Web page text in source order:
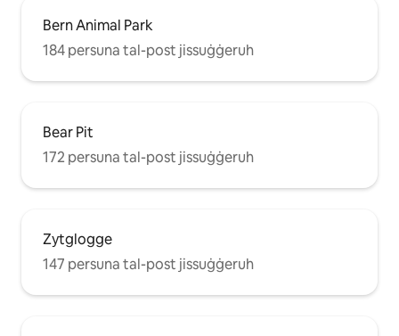
Bern Animal Park
184 persuna tal-post jissuġġeruh
Bear Pit
172 persuna tal-post jissuġġeruh
Zytglogge
147 persuna tal-post jissuġġeruh